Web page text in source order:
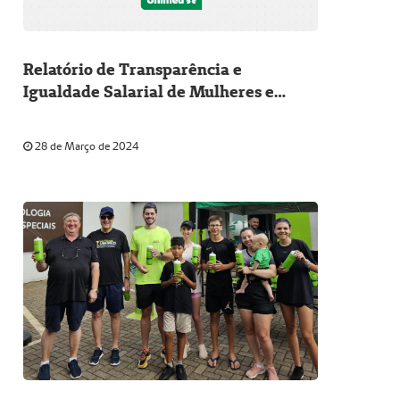
Relatório de Transparência e
Igualdade Salarial de Mulheres e
28 de Março de 2024